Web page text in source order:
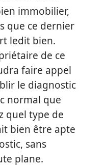
immobilier,
que ce dernier
ledit bien.
de ce
faire appel
le diagnostic
normal que
quel type de
bien être apte
sans
plane.